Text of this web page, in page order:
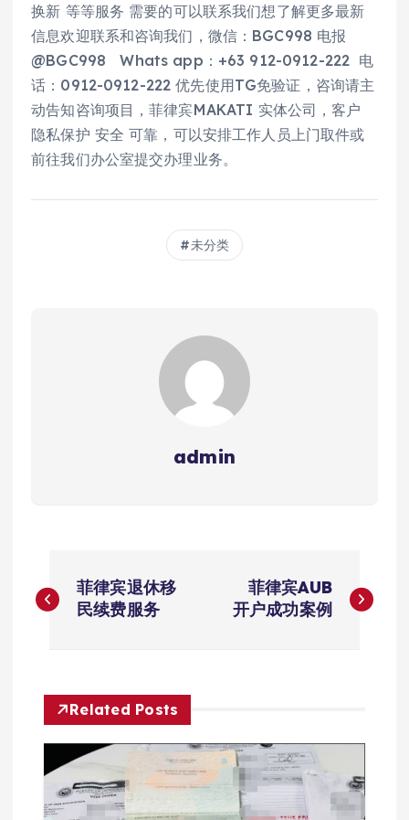
换新 等等服务 需要的可以联系我们想了解更多最新
信息欢迎联系和咨询我们，微信：BGC998 电报
@BGC998 Whats app：+63 912-0912-222 电
话：0912-0912-222 优先使用TG免验证，咨询请主
动告知咨询项目，菲律宾MAKATI 实体公司，客户
隐私保护 安全 可靠，可以安排工作人员上门取件或
前往我们办公室提交办理业务。
未分类
admin
章
航
菲律宾退休移
民续费服务
菲律宾AUB
开户成功案例
Related Posts